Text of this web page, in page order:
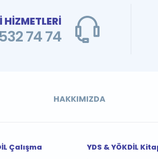
HİZMETLERİ
74 74
HAKKIMIZDA
Çalışma
YDS & YÖKDİL